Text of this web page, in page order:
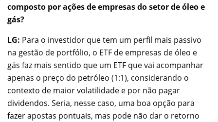
composto por ações de empresas do setor de óleo e
gás?
LG: Para o investidor que tem um perfil mais passivo
na gestão de portfólio, o ETF de empresas de óleo e
gás faz mais sentido que um ETF que vai acompanhar
apenas o preço do petróleo (1:1), considerando o
contexto de maior volatilidade e por não pagar
dividendos. Seria, nesse caso, uma boa opção para
fazer apostas pontuais, mas pode não dar o retorno